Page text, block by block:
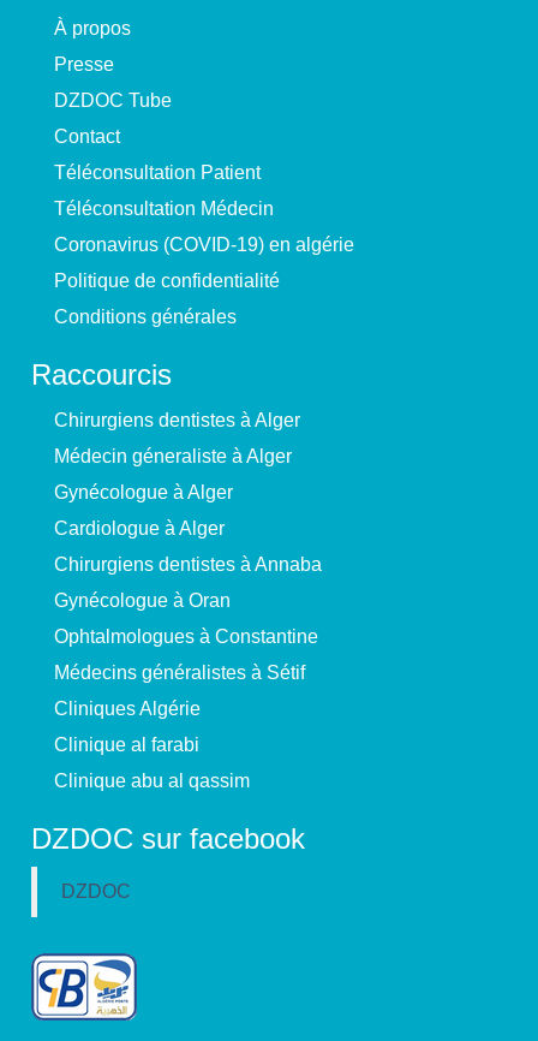
À propos
Presse
DZDOC Tube
Contact
Téléconsultation Patient
Téléconsultation Médecin
Coronavirus (COVID-19) en algérie
Politique de confidentialité
Conditions générales
Raccourcis
Chirurgiens dentistes à Alger
Médecin géneraliste à Alger
Gynécologue à Alger
Cardiologue à Alger
Chirurgiens dentistes à Annaba
Gynécologue à Oran
Ophtalmologues à Constantine
Médecins généralistes à Sétif
Cliniques Algérie
Clinique al farabi
Clinique abu al qassim
DZDOC sur facebook
DZDOC